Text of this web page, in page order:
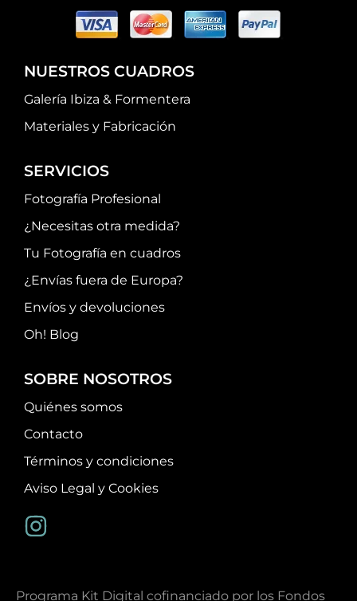
NUESTROS CUADROS
Galería Ibiza & Formentera
Materiales y Fabricación
SERVICIOS
Fotografía Profesional
¿Necesitas otra medida?
Tu Fotografía en cuadros
¿Envías fuera de Europa?
Envíos y devoluciones
Oh! Blog
SOBRE NOSOTROS
Quiénes somos
Contacto
Términos y condiciones
Aviso Legal y Cookies
Programa Kit Digital cofinanciado por los Fondos